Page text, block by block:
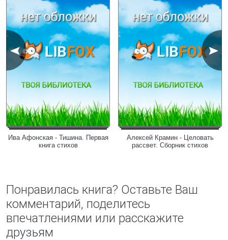
Ива Афонская - Тишина. Первая
книга стихов
Алексей Крамин - Целовать
рассвет. Сборник стихов
Понравилась книга? Оставьте Ваш
комментарий, поделитесь
впечатлениями или расскажите
друзьям